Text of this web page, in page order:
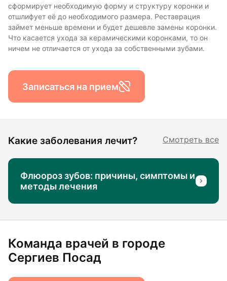
сформирует необходимую форму и структуру коронки и
отшлифует её до необходимого размера. Реставрация
займет меньше времени и будет дешевле замены коронки.
Что касается ухода за керамическими коронками, то он
ничем не отличается от ухода за собственными зубами.
Записаться на прием
Какие заболевания лечит? Смотреть все
Флюороз зубов: причины, симптомы и
методы лечения
Команда врачей в городе
Сергиев Посад